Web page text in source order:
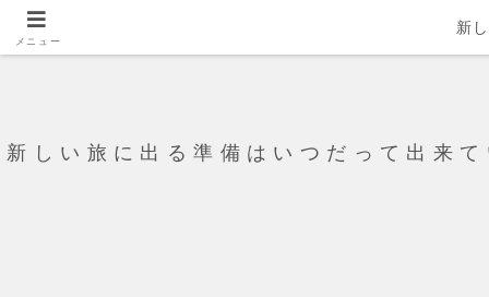
新しい旅に出る準備はいつだって出来
メニュー
新